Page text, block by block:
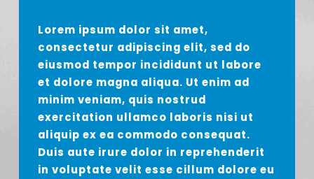
Lorem ipsum dolor sit amet,
consectetur adipiscing elit, sed do
eiusmod tempor incididunt ut labore
et dolore magna aliqua. Ut enim ad
minim veniam, quis nostrud
exercitation ullamco laboris nisi ut
aliquip ex ea commodo consequat.
Duis aute irure dolor in reprehenderit
in voluptate velit esse cillum dolore eu